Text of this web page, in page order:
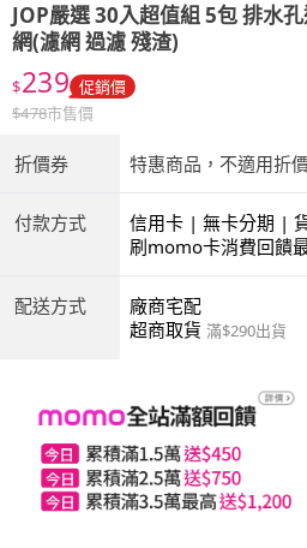
JOP嚴選30入超值組 5包 排水
網(濾網 過濾 殘渣)
$239 促銷價
$478市售價
折價券 特惠商品，不適用折
付款方式
信用卡 | 無卡分期 |
商付款 | ATM | 銀聯
刷momo卡消費回饋
配送方式
廠商宅配
超商取貨 滿$290出貨